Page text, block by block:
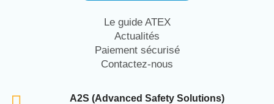
Le guide ATEX
Actualités
Paiement sécurisé
Contactez-nous
A2S (Advanced Safety Solutions)